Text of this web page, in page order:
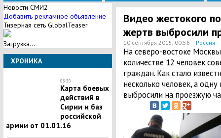
Новости СМИ2
Добавить рекламное обьявление
Тизерная сеть GlobalTeaser
Загрузка...
ХРОНИКА
08:30
Карта боевых
действий в
Сирии и баз
российской
армии от 01.01.16
Видео жестокого
жертв выбросили
10 сентября 2015, 00:56 —Россия
​На северо-востоке
количестве 12 человек
граждан. Как стало
несколько человек, а
выбросили на проезжую